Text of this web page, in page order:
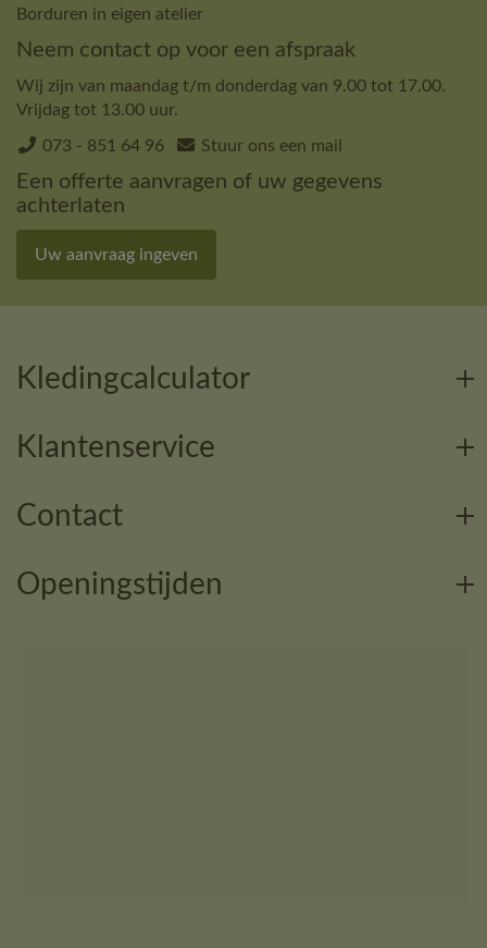
Borduren in eigen atelier
Neem contact op voor een afspraak
Wij zijn van maandag t/m donderdag van 9.00 tot 17.00.
Vrijdag tot 13.00 uur.
073 - 851 64 96 Stuur ons een mail
Een offerte aanvragen of uw gegevens
achterlaten
Uw aanvraag ingeven
Kledingcalculator
Klantenservice
Contact
Openingstijden